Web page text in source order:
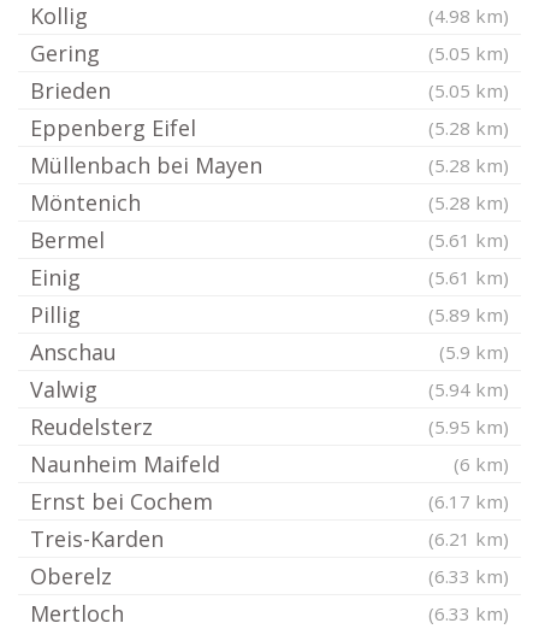
Kollig (4.98 km)
Gering (5.05 km)
Brieden (5.05 km)
Eppenberg Eifel (5.28 km)
Müllenbach bei Mayen (5.28 km)
Möntenich (5.28 km)
Bermel (5.61 km)
Einig (5.61 km)
Pillig (5.89 km)
Anschau (5.9 km)
Valwig (5.94 km)
Reudelsterz (5.95 km)
Naunheim Maifeld (6 km)
Ernst bei Cochem (6.17 km)
Treis-Karden (6.21 km)
Oberelz (6.33 km)
Mertloch (6.33 km)